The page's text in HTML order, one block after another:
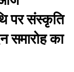
पर संस्कृति
समारोह का